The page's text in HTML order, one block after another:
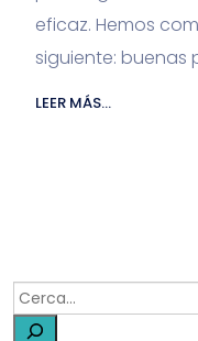
eficaz. Hemos
siguiente: buenas
LEER MÁS...